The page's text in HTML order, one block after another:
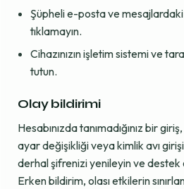
Şüpheli e-posta ve
tıklamayın.
Cihazınızın işletim sistemi ve
tutun.
Olay bildirimi
Hesabınızda tanımadığınız bir
ayar değişikliği veya kimlik avı
derhal şifrenizi yenileyin ve destek
Erken bildirim, olası etkilerin